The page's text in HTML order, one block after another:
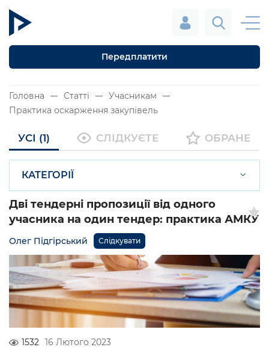
Передплатити
Головна Статті
Учасникам
Практика оскарження закупівель
УСІ (1) СЛІДКУЄТЕ ОБРАНЕ
КАТЕГОРІЇ
Дві тендерні пропозиції від одного
учасника на один тендер: практика АМКУ
Олег Підгірський Слідкувати
1532 16 Лютого 2023